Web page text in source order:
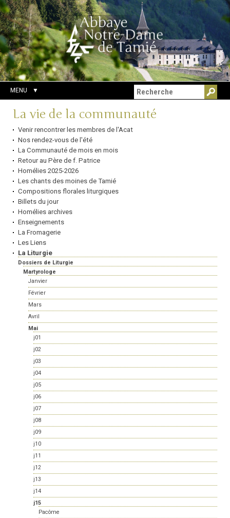
Aller
au
contenu.
|
Aller
à
la
navigation
Outils
personnels
Chercher par
Recherche
avancée…
MENU
Navigation
La vie de la communauté
Venir rencontrer les membres de l'Acat
Nos rendez-vous de l'été
La Communauté de mois en mois
Retour au Père de f. Patrice
Homélies 2025-2026
Les chants des moines de Tamié
Compositions florales liturgiques
Billets du jour
Homélies archives
Enseignements
La Fromagerie
Les Liens
La Liturgie
Dossiers de Liturgie
Martyrologe
Janvier
Février
Mars
Avril
Mai
j01
j02
j03
j04
j05
j06
j07
j08
j09
j10
j11
j12
j13
j14
j15
Pacôme